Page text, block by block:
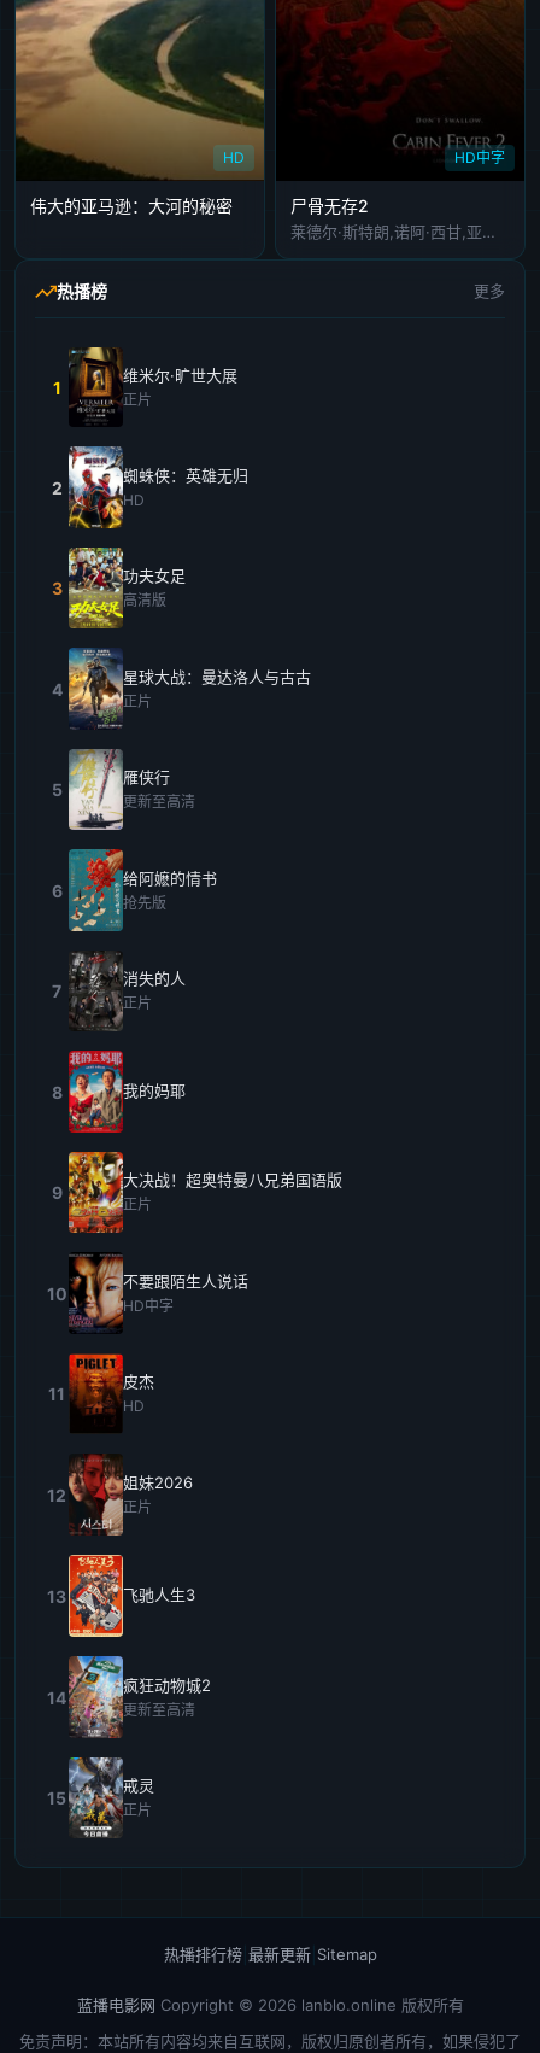
HD
伟大的亚马逊：大河的秘密
HD中字
尸骨无存2
莱德尔·斯特朗,诺阿·西甘,亚历山大·伊塞亚·托马斯
热播榜 更多
1
维米尔·旷世大展
正片
2
蜘蛛侠：英雄无归
HD
3
功夫女足
高清版
4
星球大战：曼达洛人与古古
正片
5
雁侠行
更新至高清
6
给阿嬷的情书
抢先版
7
消失的人
正片
8 我的妈耶
9
大决战！超奥特曼八兄弟国语版
正片
10
不要跟陌生人说话
HD中字
11
皮杰
HD
12
姐妹2026
正片
13 飞驰人生3
14
疯狂动物城2
更新至高清
15
戒灵
正片
热播排行榜| 最新更新| Sitemap
蓝播电影网 Copyright © 2026 lanblo.online 版权所有
免责声明：本站所有内容均来自互联网，版权归原创者所有，如果侵犯了